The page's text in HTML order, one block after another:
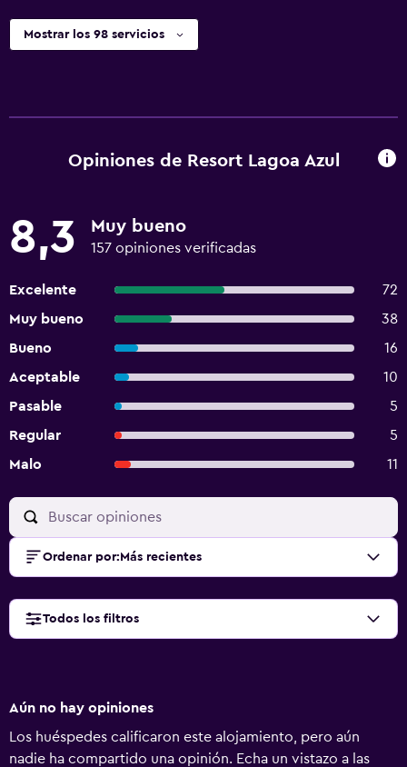
Mostrar los 98 servicios
Opiniones de Resort Lagoa Azul
8,3 Muy bueno
157 opiniones verificadas
Excelente
72
Muy bueno
38
Bueno
16
Aceptable
10
Pasable
5
Regular
5
Malo
11
Ordenar por: Más recientes
Todos los filtros
Aún no hay opiniones
Los huéspedes calificaron este alojamiento, pero aún
nadie ha compartido una opinión. Echa un vistazo a las